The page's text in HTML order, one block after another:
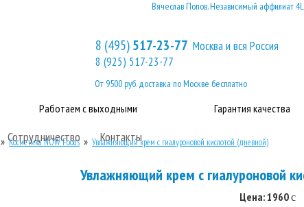
Сотрудничество Контакты
Работаем с выходными Гарантия качества
8 (495)517-23-77 Москва и вся Россия
8 (925) 517-23-77
От 9500 руб. доставка по Москве бесплатно
Вячеслав Попов. Независимый аффилиат
»Косметика NOW Foods » Увлажняющий крем с гиалуроновой кислотой (дневной)
Увлажняющий крем с гиалуроновой
Цена:1960c